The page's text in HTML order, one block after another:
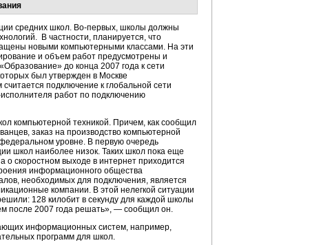
средних школ. Во-первых, школы должны
В частности, планируется, что
новыми компьютерными классами. На эти
и объем работ предусмотрены и
до конца 2007 года к сети
был утвержден в Москве
подключение к глобальной сети
работ по подключению
компьютерной техникой. Причем, как сообщил
заказ на производство компьютерной
уровне. В первую очередь
школ наиболее низок. Таких школ пока еще
скоростном выходе в интернет приходится
информационного общества
необходимых для подключения, является
компании. В этой нелегкой ситуации
128 килобит в секунду для каждой школы
после 2007 года решать», — сообщил он.
информационных систем, например,
программ для школ.